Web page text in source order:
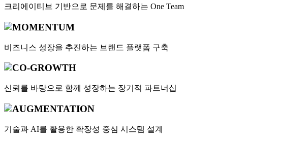
크리에이티브 기반으로 문제를 해결하는 One Team
비즈니스 성장을 추진하는 브랜드 플랫폼 구축
신뢰를 바탕으로 함께 성장하는 장기적 파트너십
기술과 AI를 활용한 확장성 중심 시스템 설계